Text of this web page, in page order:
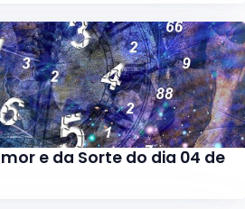
e da Sorte do dia 04 de